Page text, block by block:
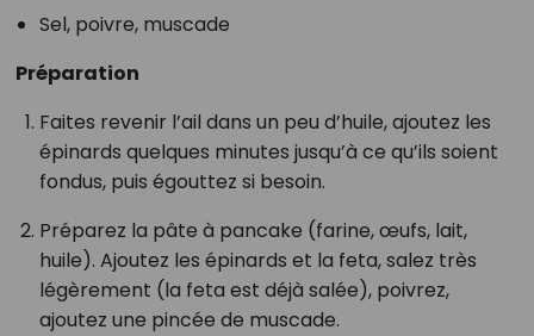
Sel, poivre, muscade
Préparation
Faites revenir l’ail dans un peu d’huile, ajoutez les
épinards quelques minutes jusqu’à ce qu’ils soient
fondus, puis égouttez si besoin.
Préparez la pâte à pancake (farine, œufs, lait,
huile). Ajoutez les épinards et la feta, salez très
légèrement (la feta est déjà salée), poivrez,
ajoutez une pincée de muscade.